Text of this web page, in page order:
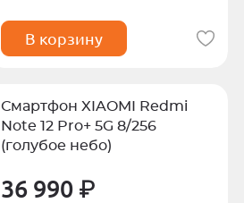
В корзину
Смартфон XIAOMI Redmi
Note 12 Pro+ 5G 8/256
(голубое небо)
36 990 ₽